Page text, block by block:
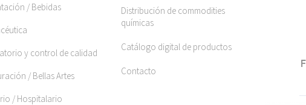
/ Bebidas
y control de calidad
/ Bellas Artes
/ Hospitalario
Distribución de commodities
químicas
Catálogo digital de productos
Contacto